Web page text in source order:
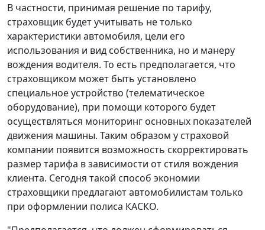
В частности, принимая решение по тарифу,
страховщик будет учитывать не только
характеристики автомобиля, цели его
использования и вид собственника, но и манеру
вождения водителя. То есть предполагается, что
страховщиком может быть установлено
специальное устройство (телематическое
оборудование), при помощи которого будет
осуществляться мониторинг основных показателей
движения машины. Таким образом у страховой
компании появится возможность скорректировать
размер тарифа в зависимости от стиля вождения
клиента. Сегодня такой способ экономии
страховщики предлагают автомобилистам только
при оформлении полиса КАСКО.